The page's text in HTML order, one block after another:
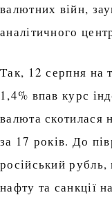
валютних війн,
аналітичного
Так, 12 серпня на
1,4% впав курс
валюта скотилася
за 17 років. До
російський рубль,
нафту та санкції